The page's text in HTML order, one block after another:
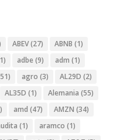
ABEV(27) ABNB (1)
adbe (9) adm (1)
agro (3) AL29D (2)
AL35D (1) Alemania (55)
amd (47) AMZN (34)
(1) aramco (1)